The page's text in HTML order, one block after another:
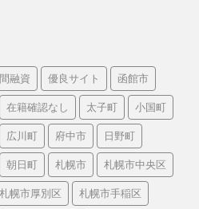
融資 優良サイト 函館市
在籍確認なし 太子町 小国町
広川町 府中市 日野町
朝日町 札幌市 札幌市中央区
札幌市厚別区 札幌市手稲区